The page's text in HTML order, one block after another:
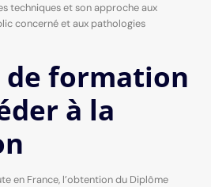
techniques et son approche aux
concerné et aux pathologies
de formation
à la
en France, l’obtention du Diplôme